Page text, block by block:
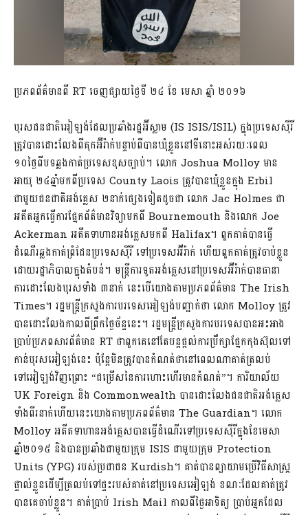
ប្រភពព័ត៌មានពី RT ចេញផ្សាយថ្ងៃទី ២៤ ខែ មេសា ឆ្នាំ ២០១៦
បុរសជនជាតិអៀឡង់ដែលប្រឆាំងរដ្ឋអ៊ីស្លាម (IS ISIS/ISIL) ក្នុងប្រទេសស៊ីរី
ត្រូវបានដោះលែងពីគុកអ៊ីរ៉ាក់បន្ទាប់ពីបានឃុំខ្លួននៅទីនោះអស់រយៈពេល
១០ថ្ងៃពីបទឆ្លងកាត់ប្រទេសខុសច្បាប់។ លោក Joshua Molloy មាន
អាយុ ២៤ឆ្នាំមកពីប្រទេស County Laois ត្រូវបានឃុំខ្លួនក្នុង Erbil
ជាមួយជនជាតិអង់គ្លេស ២នាក់ផ្សេងទៀតដូចជា លោក Jac Holmes ជា
អតីតអ្នកធ្វើការផ្នែកព័ត៌មានវិទ្យាមកពី Bournemouth និងលោក Joe
Ackerman អតីតទាហានអង់គ្លេសមកពី Halifax។ ពួកគាត់បានធ្វើ
ដំណើរឆ្លងកាត់ព្រំដែនប្រទេសស៊ីរី ទៅប្រទេសអ៊ីរ៉ាក់ ហើយពួកគាត់ត្រូវចាប់ខ្លួន
ដោយរដ្ឋាភិបាលក្នុងតំបន់។ មន្ត្រីការទូតអង់គ្លេសនៅប្រទេសអ៊ីរ៉ាក់បានធានា
ការដោះលែងបុរសទាំង ៣នាក់ នេះបើយោងតាមប្រភពព័ត៌មាន The Irish
Times។ រដ្ឋមន្រ្តីក្រសួងការបរទេសអៀឡង់បញ្ជាក់ថា លោក Molloy ត្រូវ
បានដោះលែងកាលពីព្រឹកថ្ងៃច័ន្ទនេះ។ រដ្ឋមន្រ្តីក្រសួងការបរទេសបានអះអាង
ប្រាប់ប្រភពសារព័ត៌មាន RT ថាពួកគេនៅតែបន្តផ្តល់ការប្រឹក្សាផ្នែកកុងស៊ុលទៅ
កាន់បុរសអៀឡង់នេះ ប៉ុន្តែមិនត្រូវបានកំណត់ថានៅពេលណាគាត់ត្រលប់
ទៅអៀឡង់វិញព្រោះ “ជម្រើសនៃការហោះហើរមានកំណត់”។ ការិយាល័យ
UK Foreign និង Commonwealth បានដោះលែងជនជាតិអង់គ្លេស
ទាំងពីរនាក់ហើយនេះយោងតាមប្រភពព័ត៌មាន The Guardian។ លោក
Molloy អតីតទាហានអង់គ្លេសបានធ្វើដំណើរទៅប្រទេសស៊ីរីក្នុងខែមេសា
ឆ្នាំ២០១៥ និងបានប្រឆាំងជាមួយក្រុម ISIS ជាមួយក្រុម Protection
Units (YPG) របស់ប្រជាជន Kurdish។ គាត់បានព្យាយាមប្រើវិធីសាស្ត្រ
ផ្ទាល់ខ្លួនដើម្បីត្រលប់ទៅផ្ទះរបស់គាត់នៅប្រទេសអៀឡង់ ខណៈដែលគាត់ត្រូវ
បានគេចាប់ខ្លួន។ គាត់ប្រាប់ Irish Mail កាលពីថ្ងៃអាទិត្យ ប្រាប់អ្នកដែល